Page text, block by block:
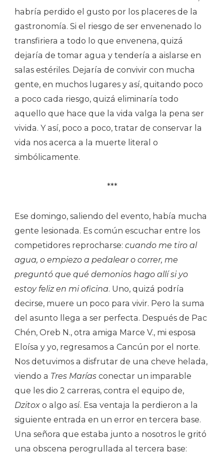
habría perdido el gusto por los placeres de la
gastronomía. Si el riesgo de ser envenenado lo
transfiriera a todo lo que envenena, quizá
dejaría de tomar agua y tendería a aislarse en
salas estériles. Dejaría de convivir con mucha
gente, en muchos lugares y así, quitando poco
a poco cada riesgo, quizá eliminaría todo
aquello que hace que la vida valga la pena ser
vivida. Y así, poco a poco, tratar de conservar la
vida nos acerca a la muerte literal o
simbólicamente.
***
Ese domingo, saliendo del evento, había mucha
gente lesionada. Es común escuchar entre los
competidores reprocharse: cuando me tiro al
agua, o empiezo a pedalear o correr, me
preguntó que qué demonios hago allí si yo
estoy feliz en mi oficina. Uno, quizá podría
decirse, muere un poco para vivir. Pero la suma
del asunto llega a ser perfecta. Después de Pac
Chén, Oreb N., otra amiga Marce V., mi esposa
Eloísa y yo, regresamos a Cancún por el norte.
Nos detuvimos a disfrutar de una cheve helada,
viendo a Tres Marías conectar un imparable
que les dio 2 carreras, contra el equipo de,
Dzitox o algo así. Esa ventaja la perdieron a la
siguiente entrada en un error en tercera base.
Una señora que estaba junto a nosotros le gritó
una obscena perogrullada al tercera base: